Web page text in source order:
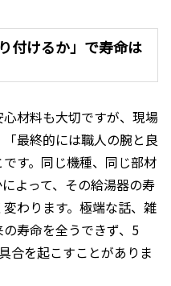
付けるか」で寿命は
材料も大切ですが、現場
最終的には職人の腕と良
す。同じ機種、同じ部材
よって、その給湯器の寿
わります。極端な話、雑
寿命を全うできず、5
合を起こすことがありま